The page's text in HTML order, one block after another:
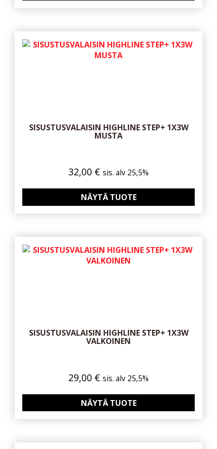
SISUSTUSVALAISIN HIGHLINE STEP+ 1X3W
MUSTA
32,00 € sis. alv 25,5%
NÄYTÄ TUOTE
SISUSTUSVALAISIN HIGHLINE STEP+ 1X3W
VALKOINEN
29,00 € sis. alv 25,5%
NÄYTÄ TUOTE